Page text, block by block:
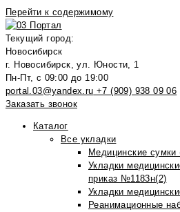
Перейти к содержимому
Текущий город:
Новосибирск
г. Новосибирск, ул. Юности, 1
Пн-Пт, с 09:00 до 19:00
portal.03@yandex.ru +7 (909) 938 09 06
Заказать звонок
Каталог
Все укладки
Медицинские сумки
Укладки
приказ №1183н(2)
Укладки
Реанимационные